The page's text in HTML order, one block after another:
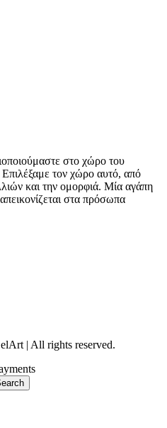
στο χώρο του
τον χώρο αυτό, από
και την ομορφιά. Μία αγάπη
στα πρόσωπα
| All rights reserved.